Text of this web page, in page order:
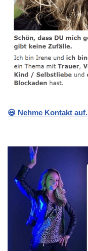
😃 Nehme Kontakt auf.